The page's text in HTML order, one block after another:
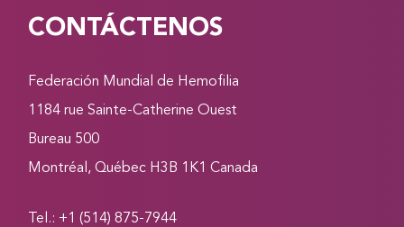
CONTÁCTENOS
Federación Mundial de Hemofilia
1184 rue Sainte-Catherine Ouest
Bureau 500
Montréal, Québec H3B 1K1 Canada
Tel.: +1 (514) 875-7944